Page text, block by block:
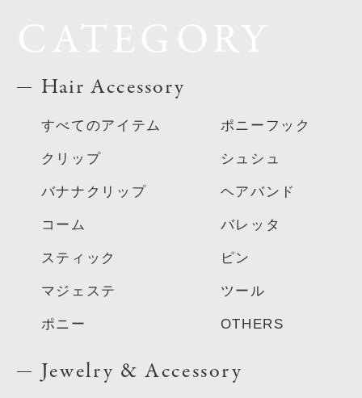
Hair Accessory
すべてのアイテム
クリップ
バナナクリップ
コーム
スティック
マジェステ
ポニー
ポニーフック
シュシュ
ヘアバンド
バレッタ
ピン
ツール
OTHERS
Jewelry & Accessory